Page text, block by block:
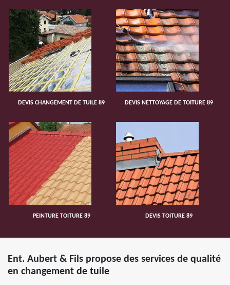
DEVIS CHANGEMENT DE TUILE 89 DEVIS NETTOYAGE DE TOITURE 89
PEINTURE TOITURE 89 DEVIS TOITURE 89
Ent. Aubert & Fils propose des services de qualité
en changement de tuile